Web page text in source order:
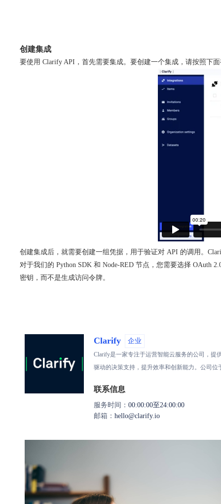
创建集成
要使用 Clarify API，首先需要集成。要创建一个集成，请按照下
创建集成后，就需要创建一组凭据，用于验证对 API 的调用。
对于我们的 Python SDK 和 Node-RED 节点，您需要选择 OAuth
密钥，而不是生成访问令牌。
Clarify 企业
Clarify是一家专注于运营智能云服务的公司，提
驱动的决策支持，提升效率和创新能力。公司
联系信息
服务时间： 00:00:00至24:00:00
邮箱： hello@clarify.io